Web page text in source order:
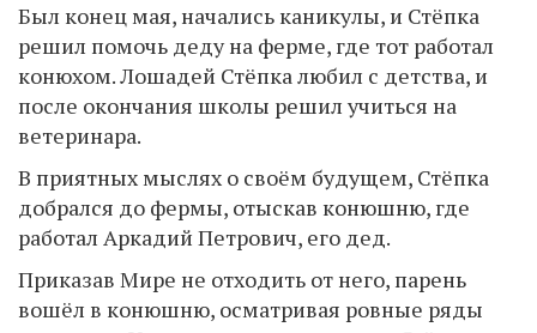
Был конец мая, начались каникулы, и Стёпка
решил помочь деду на ферме, где тот работал
конюхом. Лошадей Стёпка любил с детства, и
после окончания школы решил учиться на
ветеринара.
В приятных мыслях о своём будущем, Стёпка
добрался до фермы, отыскав конюшню, где
работал Аркадий Петрович, его дед.
Приказав Мире не отходить от него, парень
вошёл в конюшню, осматривая ровные ряды